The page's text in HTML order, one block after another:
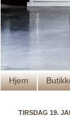
Hjem
TIRSDAG 19.